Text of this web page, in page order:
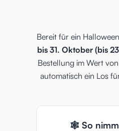
Bereit für ein
bis 31. Oktober (bis
Bestellung im Wert von
automatisch ein Los
🕸 So